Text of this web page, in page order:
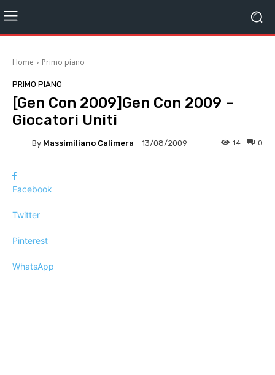
Home Primo piano
PRIMO PIANO
[Gen Con 2009]Gen Con 2009 –
Giocatori Uniti
By Massimiliano Calimera 13/08/2009 0
14
Facebook
Twitter
Pinterest
WhatsApp